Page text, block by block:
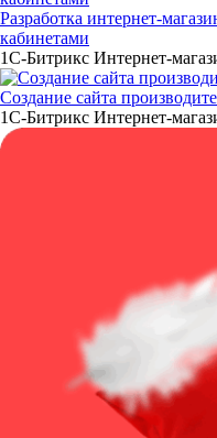
Разработка интернет-
кабинетами
1С-Битрикс Интернет-
Создание сайта
1С-Битрикс Интернет-